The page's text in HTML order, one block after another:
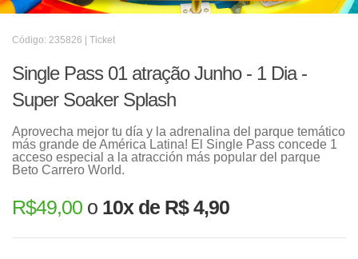
Código: 235826 | Ticket
Single Pass 01 atração Junho - 1 Dia -
Super Soaker Splash
Aprovecha mejor tu día y la adrenalina del parque temático
más grande de América Latina! El Single Pass concede 1
acceso especial a la atracción más popular del parque
Beto Carrero World.
R$49,00 o 10x de R$ 4,90